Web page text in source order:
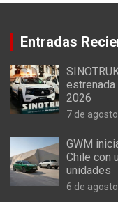
Entradas
estrenada
2026
7 de
GWM
Chile con
unidades
6 de